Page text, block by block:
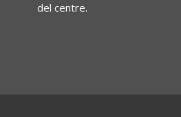
del centre.